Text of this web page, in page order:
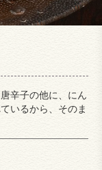
辛子の他に、にん
いるから、そのま